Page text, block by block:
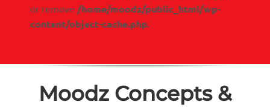
or remove /home/moodz/public_html/wp-
content/object-cache.php
Moodz Concepts &